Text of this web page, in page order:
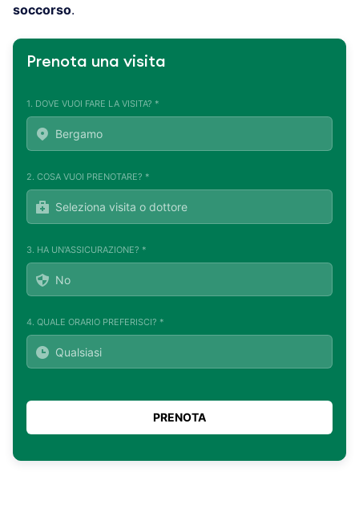
soccorso.
Prenota una visita
1. DOVE VUOI FARE LA VISITA? *
2. COSA VUOI PRENOTARE? *
3. HA UN'ASSICURAZIONE? *
4. QUALE ORARIO PREFERISCI? *